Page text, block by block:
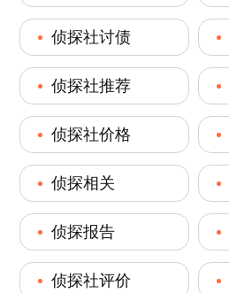
侦探社讨债
侦探社推荐
侦探社价格
侦探相关
侦探报告
侦探社评价